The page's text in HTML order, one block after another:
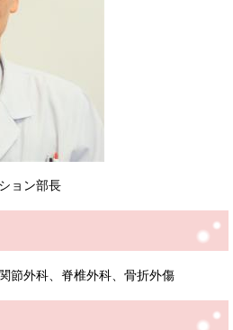
ョン部長
節外科、脊椎外科、骨折外傷